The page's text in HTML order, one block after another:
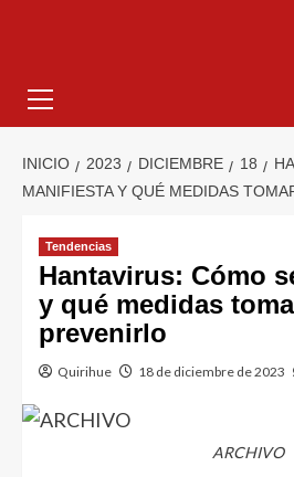
INICIO 2023 DICIEMBRE 18
MANIFIESTA Y QUÉ MEDIDAS
Tendencias
Hantavirus: Cómo
y qué medidas
prevenirlo
Quirihue 18 de diciembre de 2023
ARCHIVO